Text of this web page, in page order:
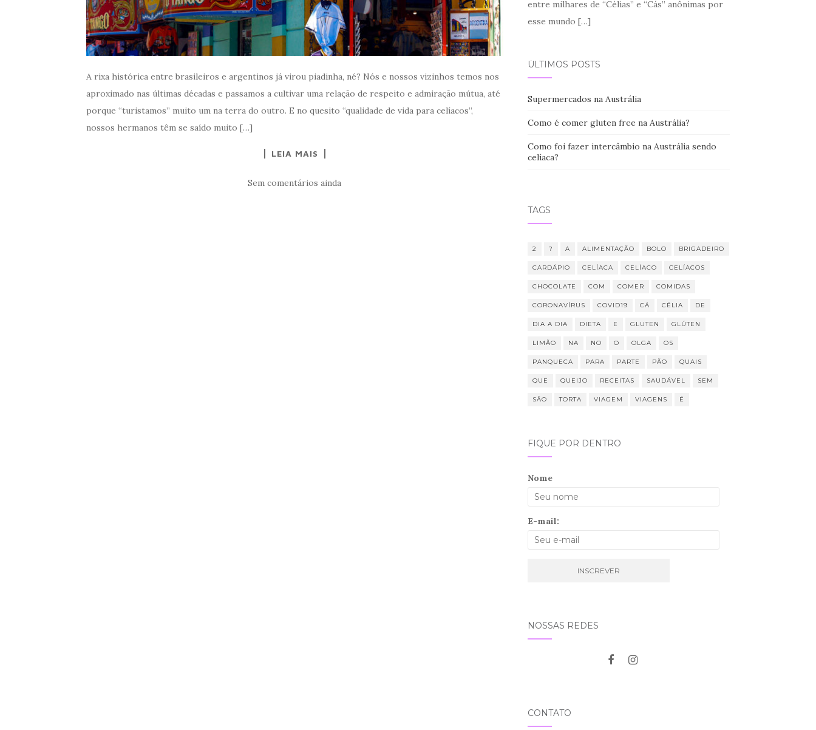
A rixa histórica entre brasileiros e argentinos já virou piadinha, né? Nós e nossos vizinhos temos nos
aproximado nas últimas décadas e passamos a cultivar uma relação de respeito e admiração mútua, até
porque “turistamos” muito um na terra do outro. E no quesito “qualidade de vida para celíacos”,
nossos hermanos têm se saído muito […]
LEIA MAIS
Sem comentários ainda
entre milhares de “Célias” e “Cás” anônimas por
esse mundo […]
ÚLTIMOS POSTS
Supermercados na Austrália
Como é comer gluten free na Austrália?
Como foi fazer intercâmbio na Austrália sendo
celíaca?
TAGS
2 ? A ALIMENTAÇÃO BOLO BRIGADEIRO
CARDÁPIO CELÍACA CELÍACO CELÍACOS
CHOCOLATE COM COMER COMIDAS
CORONAVÍRUS COVID19 CÁ CÉLIA DE
DIA A DIA DIETA E GLUTEN GLÚTEN
LIMÃO NA NO O OLGA OS
PANQUECA PARA PARTE PÃO QUAIS
QUE QUEIJO RECEITAS SAUDÁVEL SEM
SÃO TORTA VIAGEM VIAGENS É
FIQUE POR DENTRO
Nome
E-mail:
NOSSAS REDES
CONTATO